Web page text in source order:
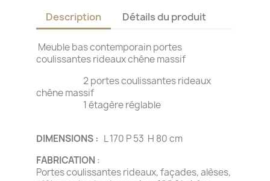
Description Détails du produit
Meuble bas contemporain portes
coulissantes rideaux chêne massif
2 portes coulissantes rideaux
chêne massif
1 étagère réglable
DIMENSIONS : L 170 P 53 H 80 cm
FABRICATION :
Portes coulissantes rideaux, façades, alèses,